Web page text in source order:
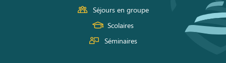
Séjours en groupe
Scolaires
Séminaires